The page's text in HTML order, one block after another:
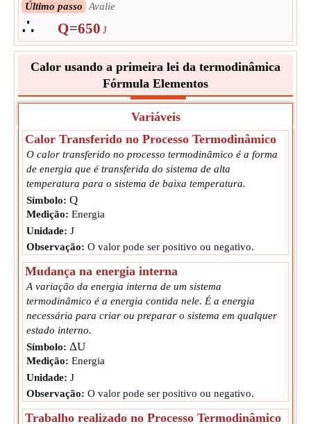
Último passo Avalie
∴ Q=650 J
Calor usando a primeira lei da termodinâmica
Fórmula Elementos
Variáveis
Calor Transferido no Processo Termodinâmico
O calor transferido no processo termodinâmico é a forma
de energia que é transferida do sistema de alta
temperatura para o sistema de baixa temperatura.
Símbolo: Q
Medição: Energia
Unidade: J
Observação: O valor pode ser positivo ou negativo.
Mudança na energia interna
A variação da energia interna de um sistema
termodinâmico é a energia contida nele. É a energia
necessária para criar ou preparar o sistema em qualquer
estado interno.
Símbolo: ΔU
Medição: Energia
Unidade: J
Observação: O valor pode ser positivo ou negativo.
Trabalho realizado no Processo Termodinâmico